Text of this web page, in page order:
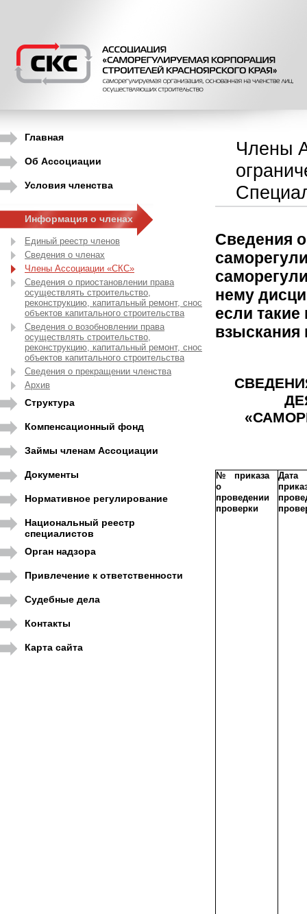
Главная
Об Ассоциации
Условия членства
Информация о членах
Единый реестр членов
Сведения о членах
Члены Ассоциации «СКС»
Сведения о приостановлении права
осуществлять строительство,
реконструкцию, капитальный ремонт, снос
объектов капитального строительства
Сведения о возобновлении права
осуществлять строительство,
реконструкцию, капитальный ремонт, снос
объектов капитального строительства
Сведения о прекращении членства
Архив
Структура
Компенсационный фонд
Займы членам Ассоциации
Документы
Нормативное регулирование
Национальный реестр
специалистов
Орган надзора
Привлечение к ответственности
Судебные дела
Контакты
Карта сайта
Члены
Сведения
нему
если
взыскания
№ приказа
о
проведении
проверки
Дата